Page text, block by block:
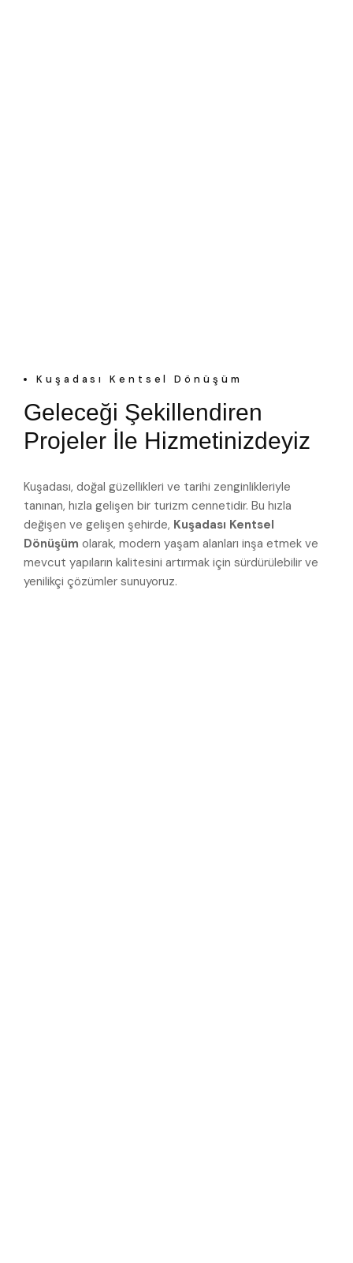
Kuşadası Kentsel Dönüşüm
Geleceği Şekillendiren
Projeler İle Hizmetinizdeyiz
Kuşadası, doğal güzellikleri ve tarihi zenginlikleriyle
tanınan, hızla gelişen bir turizm cennetidir. Bu hızla
değişen ve gelişen şehirde, Kuşadası Kentsel
Dönüşüm olarak, modern yaşam alanları inşa etmek ve
mevcut yapıların kalitesini artırmak için sürdürülebilir ve
yenilikçi çözümler sunuyoruz.